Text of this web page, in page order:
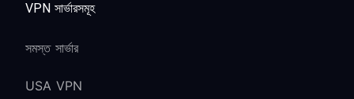
VPN সার্ভারসমূহ
সমস্ত সার্ভার
USA VPN